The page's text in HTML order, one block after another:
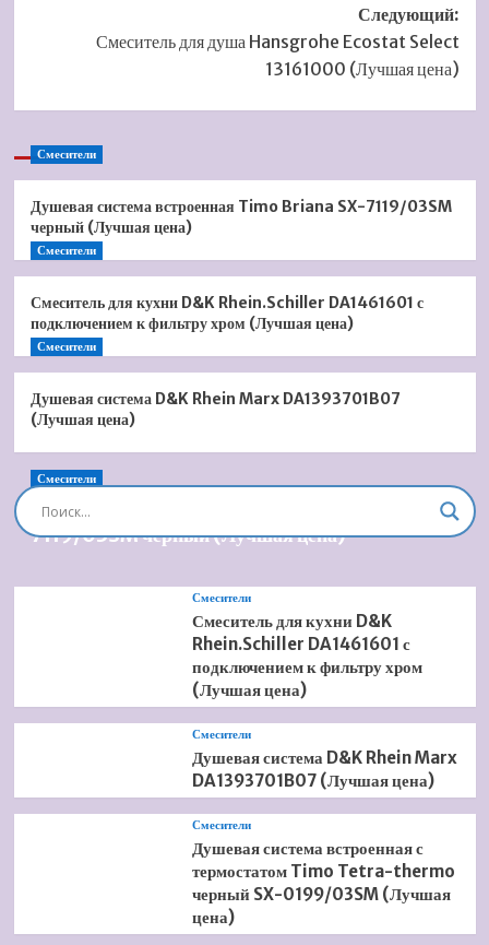
Следующий:
Смеситель для душа Hansgrohe Ecostat Select
13161000 (Лучшая цена)
Смесители
Душевая система встроенная Timo Briana SX-7119/03SM
черный (Лучшая цена)
Смесители
Смеситель для кухни D&K Rhein.Schiller DA1461601 с
подключением к фильтру хром (Лучшая цена)
Смесители
Душевая система D&K Rhein Marx DA1393701B07
(Лучшая цена)
Смесители
Душевая система встроенная Timo Briana SX-
7119/03SM черный (Лучшая цена)
Смесители
Смеситель для кухни D&K
Rhein.Schiller DA1461601 с
подключением к фильтру хром
(Лучшая цена)
Смесители
Душевая система D&K Rhein Marx
DA1393701B07 (Лучшая цена)
Смесители
Душевая система встроенная с
термостатом Timo Tetra-thermo
черный SX-0199/03SM (Лучшая
цена)